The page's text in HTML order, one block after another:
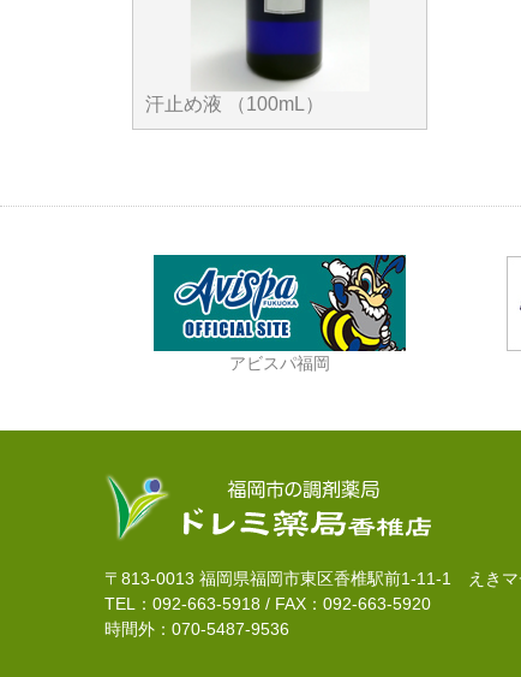
汗止め液 （100mL）
アビスパ福岡
〒813-0013 福岡県福岡市東区香椎駅前1-11-1 えきマ
TEL：092-663-5918 / FAX：092-663-5920
時間外：070-5487-9536